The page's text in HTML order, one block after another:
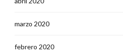
marzo 2020
febrero 2020